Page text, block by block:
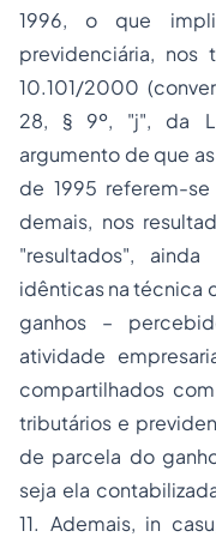
1996, o que
previdenciária,
10.101/2000
28, § 9º, "j", da
argumento de que
de 1995 referem-
demais, nos
"resultados",
idênticas na técnica
ganhos –
atividade
compartilhados
tributários e
de parcela do
seja ela
11. Ademais, in